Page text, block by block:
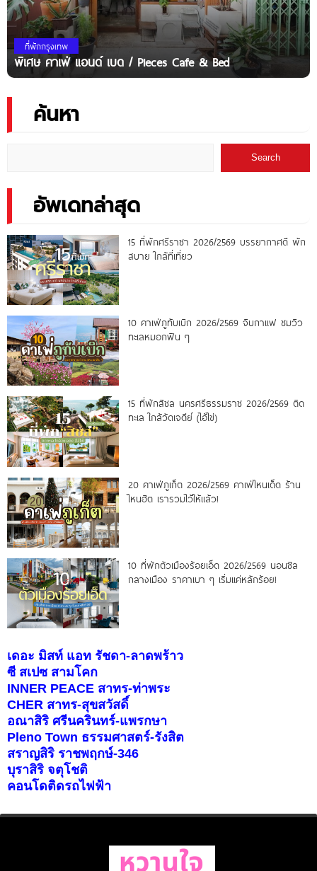
ที่พักกรุงเทพ
พิเศษ คาเฟ่ แอนด์ เบด / Pieces Cafe & Bed
ค้นหา
Search
อัพเดทล่าสุด
15 ที่พักศรีราชา 2026/2569 บรรยากาศดี พัก
สบาย ใกล้ที่เที่ยว
10 คาเฟ่ภูทับเบิก 2026/2569 จิบกาแฟ ชมวิว
ทะเลหมอกฟิน ๆ
15 ที่พักสิชล นครศรีธรรมราช 2026/2569 ติด
ทะเล ใกล้วัดเจดีย์ (ไอ้ไข่)
20 คาเฟ่ภูเก็ต 2026/2569 คาเฟ่ไหนเด็ด ร้าน
ไหนฮิต เรารวมไว้ให้แล้ว!
10 ที่พักตัวเมืองร้อยเอ็ด 2026/2569 นอนชิล
กลางเมือง ราคาเบา ๆ เริ่มแค่หลักร้อย!
เดอะ มิสท์ แอท รัชดา-ลาดพร้าว
ซี สเปซ สามโคก
INNER PEACE สาทร-ท่าพระ
CHER สาทร-สุขสวัสดิ์
อณาสิริ ศรีนครินทร์-แพรกษา
Pleno Town ธรรมศาสตร์-รังสิต
สราญสิริ ราชพฤกษ์-346
บุราสิริ จตุโชติ
คอนโดติดรถไฟฟ้า